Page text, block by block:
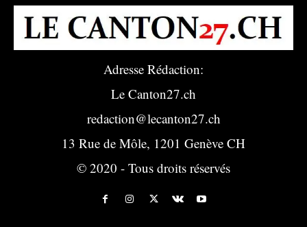
Adresse Rédaction:
Le Canton27.ch
redaction@lecanton27.ch
13 Rue de Môle, 1201 Genève CH
© 2020 - Tous droits réservés